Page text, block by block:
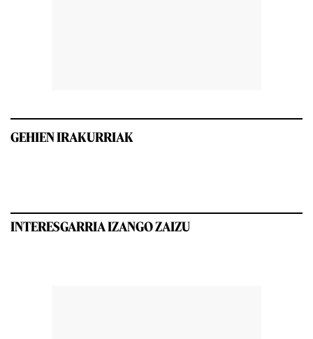
GEHIEN IRAKURRIAK
INTERESGARRIA IZANGO ZAIZU